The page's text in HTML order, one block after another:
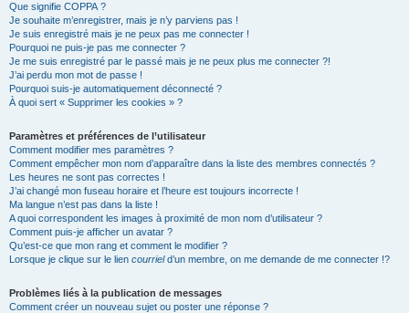
Que signifie COPPA ?
Je souhaite m’enregistrer, mais je n’y parviens pas !
Je suis enregistré mais je ne peux pas me connecter !
Pourquoi ne puis-je pas me connecter ?
Je me suis enregistré par le passé mais je ne peux plus me connecter ?!
J’ai perdu mon mot de passe !
Pourquoi suis-je automatiquement déconnecté ?
À quoi sert « Supprimer les cookies » ?
Paramètres et préférences de l’utilisateur
Comment modifier mes paramètres ?
Comment empêcher mon nom d’apparaître dans la liste des membres connectés ?
Les heures ne sont pas correctes !
J’ai changé mon fuseau horaire et l’heure est toujours incorrecte !
Ma langue n’est pas dans la liste !
A quoi correspondent les images à proximité de mon nom d’utilisateur ?
Comment puis-je afficher un avatar ?
Qu’est-ce que mon rang et comment le modifier ?
Lorsque je clique sur le lien courrield’un membre, on me demande de me connecter !?
Problèmes liés à la publication de messages
Comment créer un nouveau sujet ou poster une réponse ?